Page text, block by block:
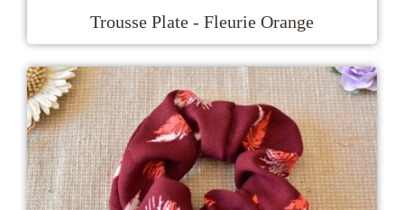
Trousse Plate - Fleurie Orange